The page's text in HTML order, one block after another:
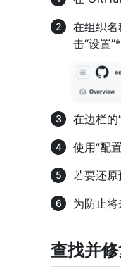
在组织
击“设置
在边栏的
使用“配
若要还原
为防止
查找并